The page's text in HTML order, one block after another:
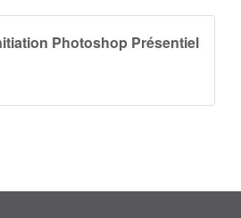
Photoshop Présentiel